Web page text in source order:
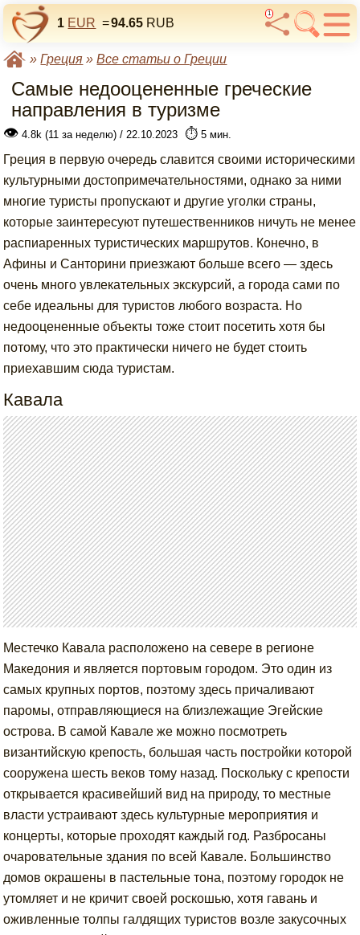
1
1 EUR =94.65 RUB
»Греция »Все статьи о Греции
Самые недооцененные греческие
направления в туризме
👁 4.8k (11 за неделю) / 22.10.2023 ⏱️ 5 мин.
Греция в первую очередь славится своими историческими
культурными достопримечательностями, однако за ними
многие туристы пропускают и другие уголки страны,
которые заинтересуют путешественников ничуть не менее
распиаренных туристических маршрутов. Конечно, в
Афины и Санторини приезжают больше всего — здесь
очень много увлекательных экскурсий, а города сами по
себе идеальны для туристов любого возраста. Но
недооцененные объекты тоже стоит посетить хотя бы
потому, что это практически ничего не будет стоить
приехавшим сюда туристам.
Кавала
Местечко Кавала расположено на севере в регионе
Македония и является портовым городом. Это один из
самых крупных портов, поэтому здесь причаливают
паромы, отправляющиеся на близлежащие Эгейские
острова. В самой Кавале же можно посмотреть
византийскую крепость, большая часть постройки которой
сооружена шесть веков тому назад. Поскольку с крепости
открывается красивейший вид на природу, то местные
власти устраивают здесь культурные мероприятия и
концерты, которые проходят каждый год. Разбросаны
очаровательные здания по всей Кавале. Большинство
домов окрашены в пастельные тона, поэтому городок не
утомляет и не кричит своей роскошью, хотя гавань и
оживленные толпы галдящих туристов возле закусочных